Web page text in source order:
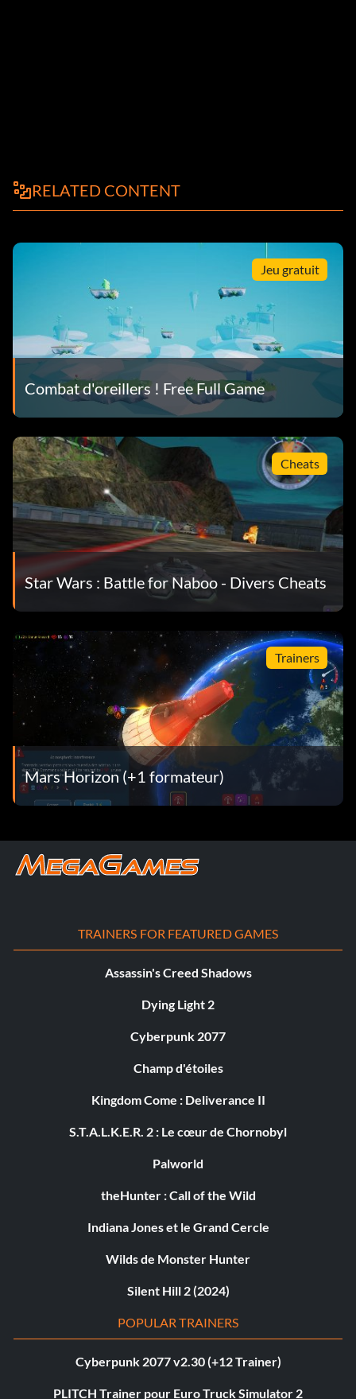
RELATED CONTENT
Jeu gratuit
Combat d'oreillers ! Free Full Game
Cheats
Star Wars : Battle for Naboo - Divers Cheats
Trainers
Mars Horizon (+1 formateur)
TRAINERS FOR FEATURED GAMES
Assassin's Creed Shadows
Dying Light 2
Cyberpunk 2077
Champ d'étoiles
Kingdom Come : Deliverance II
S.T.A.L.K.E.R. 2 : Le cœur de Chornobyl
Palworld
theHunter : Call of the Wild
Indiana Jones et le Grand Cercle
Wilds de Monster Hunter
Silent Hill 2 (2024)
POPULAR TRAINERS
Cyberpunk 2077 v2.30 (+12 Trainer)
PLITCH Trainer pour Euro Truck Simulator 2